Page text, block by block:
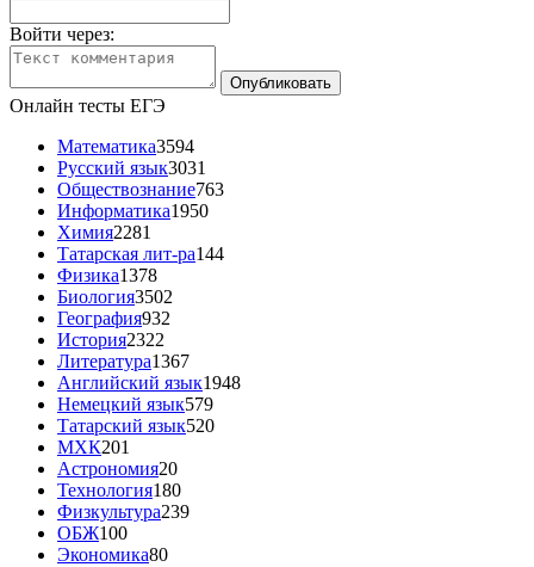
Войти через:
Онлайн тесты ЕГЭ
Математика3594
Русский язык3031
Обществознание763
Информатика1950
Химия2281
Татарская лит-ра144
Физика1378
Биология3502
География932
История2322
Литература1367
Английский язык1948
Немецкий язык579
Татарский язык520
МХК201
Астрономия20
Технология180
Физкультура239
ОБЖ100
Экономика80